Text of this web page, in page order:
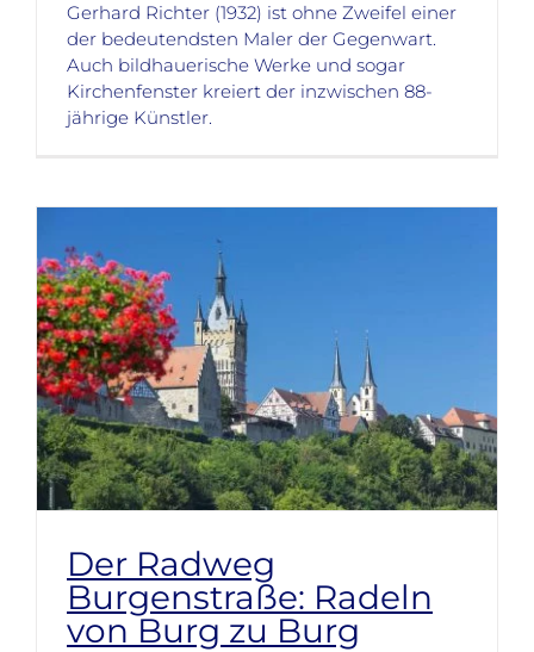
Gerhard Richter (1932) ist ohne Zweifel einer
der bedeutendsten Maler der Gegenwart.
Auch bildhauerische Werke und sogar
Kirchenfenster kreiert der inzwischen 88-
jährige Künstler.
Der Radweg
Burgenstraße: Radeln
von Burg zu Burg